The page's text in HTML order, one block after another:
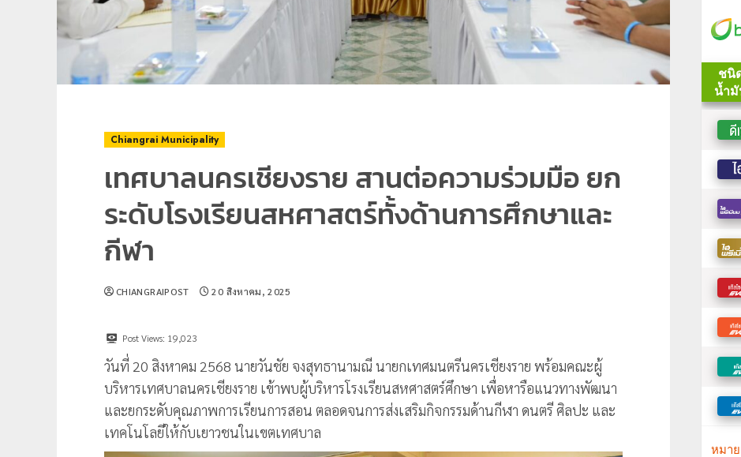
Chiangrai Municipality
เทศบาลนครเชียงราย สานต่อความร่วมมือ ยก
ระดับโรงเรียนสหศาสตร์ทั้งด้านการศึกษาและ
กีฬา
CHIANGRAIPOST 20 สิงหาคม, 2025
Post Views: 19,023
วันที่ 20 สิงหาคม 2568 นายวันชัย จงสุทธานามณี นายกเทศมนตรีนครเชียงราย พร้อมคณะผู้
บริหารเทศบาลนครเชียงราย เข้าพบผู้บริหารโรงเรียนสหศาสตร์ศึกษา เพื่อหารือแนวทางพัฒนา
และยกระดับคุณภาพการเรียนการสอน ตลอดจนการส่งเสริมกิจกรรมด้านกีฬา ดนตรี ศิลปะ และ
เทคโนโลยีให้กับเยาวชนในเขตเทศบาล